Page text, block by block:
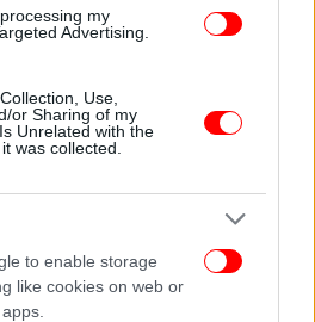
my
Advertising.
Use,
or Sharing of my
Unrelated with the
was collected.
to enable storage
like cookies on web or